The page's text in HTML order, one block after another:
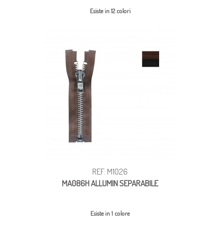
Esiste in 12 colori
REF: M1026
MA086H ALLUMIN SEPARABILE
Esiste in 1 colore